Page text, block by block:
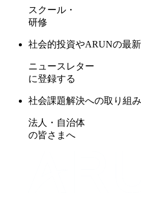
スクール・
研修
社会的投資やARUNの最
ニュースレター
に登録する
社会課題解決への取り組
法人・自治体
の皆さまへ